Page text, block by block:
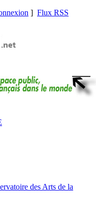
] Flux RSS
des Arts de la